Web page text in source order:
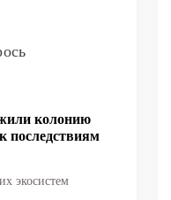
колонию
последствиям
экосистем